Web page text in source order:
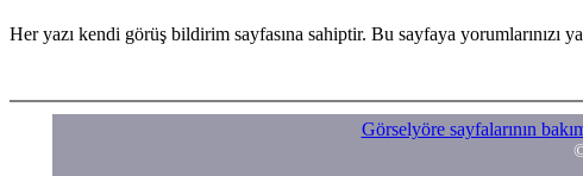
Her yazı kendi görüş bildirim sayfasına sahiptir. Bu sayfaya yorumlarınızı
Görselyöre sayfalarının